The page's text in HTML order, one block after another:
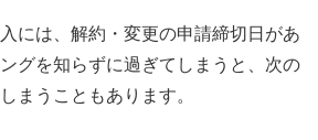
には、解約・変更の申請締切日があ
グを知らずに過ぎてしまうと、次の
まうこともあります。